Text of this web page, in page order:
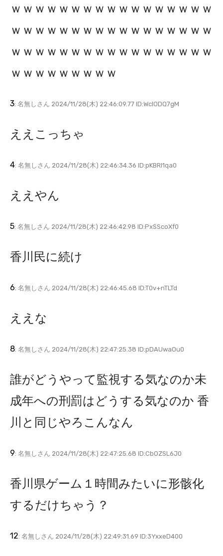
ｗｗｗｗｗｗｗｗｗｗｗｗｗｗｗｗｗ
ｗｗｗｗｗｗｗｗｗｗｗｗｗｗｗｗｗ
ｗｗｗｗｗｗｗｗｗｗｗｗｗｗｗｗｗ
ｗｗｗｗｗｗｗｗｗ
3: 名無しさん 2024/11/28(木) 22:46:09.77 ID:WcIODQ7gM
ええこっちゃ
4: 名無しさん 2024/11/28(木) 22:46:34.36 ID:pKBRI1qa0
ええやん
5: 名無しさん 2024/11/28(木) 22:46:42.98 ID:PxSScoXf0
香川民に続け
6: 名無しさん 2024/11/28(木) 22:46:45.68 ID:T0v+nTLTd
ええな
8: 名無しさん 2024/11/28(木) 22:47:25.38 ID:pDAUwaOu0
誰がどうやって監視する気なのか未
成年への刑罰はどうする気なのか 香
川と同じやろこんなん
9: 名無しさん 2024/11/28(木) 22:47:25.68 ID:CbOZSL6J0
香川県ゲーム１時間みたいに形骸化
するだけちゃう？
12: 名無しさん 2024/11/28(木) 22:49:31.69 ID:3YxxeD400